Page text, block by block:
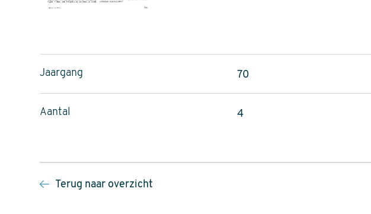
Jaargang 70
Aantal 4
Terug naar overzicht